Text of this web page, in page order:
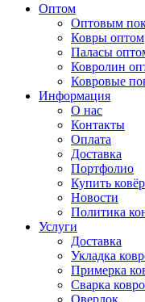
Оптом
Оптовым
Ковры оптом
Паласы
Ковролин
Ковровые
Информация
О нас
Контакты
Оплата
Доставка
Портфолио
Купить ковёр
Новости
Политика
Услуги
Доставка
Укладка
Примерка
Сварка
Оверлок